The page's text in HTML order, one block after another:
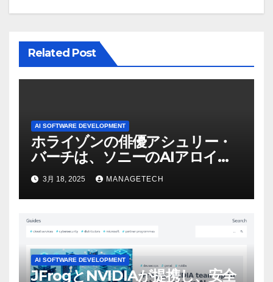
Related Post
AI SOFTWARE DEVELOPMENT
ホライゾンの俳優アシュリー・
バーチは、ソニーのAIアロイの
ビデオを見て「ゲームパフォー
マンスという芸術形式に不安を
感じた」と語る – IGN
3月 18, 2025 MANAGETECH
AI SOFTWARE DEVELOPMENT
JFrogとNVIDIAが提携し、安全